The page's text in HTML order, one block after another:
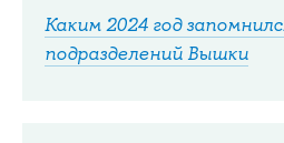
Каким 2024 год
подразделений Вышки